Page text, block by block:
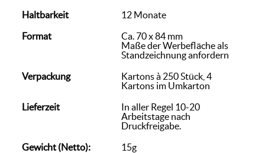
Haltbarkeit
12 Monate
Format
Ca. 70 x 84 mm
Maße der Werbefläche als
Standzeichnung anfordern
Verpackung
Kartons à 250 Stück, 4
Kartons im Umkarton
Lieferzeit
In aller Regel 10-20
Arbeitstage nach
Druckfreigabe.
Gewicht (Netto):
15g